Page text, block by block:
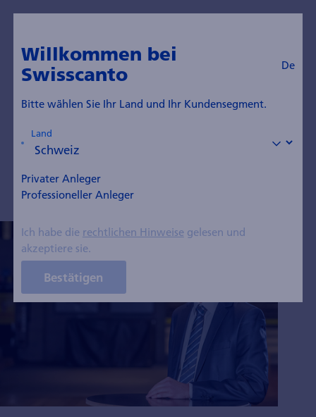
Claude Hess
Multi Asset Solutions
Willkommen bei
Swisscanto
De
Bitte wählen Sie Ihr Land und Ihr Kundensegment.
Land
Privater Anleger
Professioneller Anleger
Ich habe die rechtlichen Hinweisegelesen und
akzeptiere sie.
Bestätigen